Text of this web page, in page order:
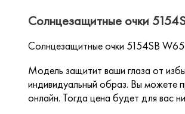
Солнцезащитные очки
Солнцезащитные очки 5154SB
Модель защитит ваши глаза от
индивидуальный образ. Вы можете
онлайн. Тогда цена будет для вас